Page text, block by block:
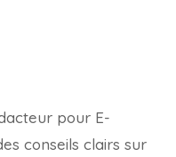
pour E-
conseils clairs sur